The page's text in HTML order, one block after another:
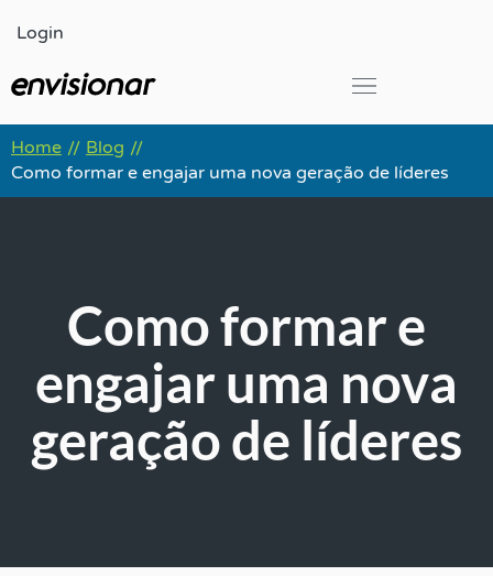
para
conteúdo
Login
Home // Blog //
Como formar e engajar uma nova geração de líderes
Como formar e
engajar uma nova
geração de líderes